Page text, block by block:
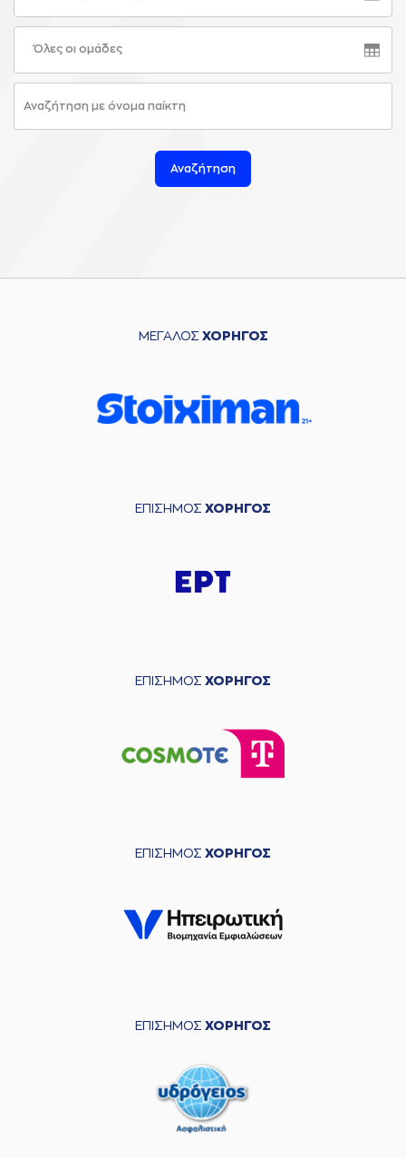
Όλες οι ομάδες
Αναζήτηση
ΜΕΓΑΛΟΣ ΧΟΡΗΓΟΣ
ΕΠΙΣΗΜΟΣ ΧΟΡΗΓΟΣ
ΕΠΙΣΗΜΟΣ ΧΟΡΗΓΟΣ
ΕΠΙΣΗΜΟΣ ΧΟΡΗΓΟΣ
ΕΠΙΣΗΜΟΣ ΧΟΡΗΓΟΣ